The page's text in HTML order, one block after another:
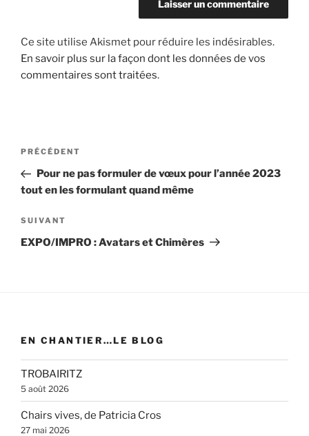
Ce site utilise Akismet pour réduire les indésirables.
En savoir plus sur la façon dont les données de vos
commentaires sont traitées.
Navigation
l’article
Article
précédent
PRÉCÉDENT
Pour ne pas formuler de vœux pour l’année 2023
tout en les formulant quand même
Article
suivant
SUIVANT
EXPO/IMPRO : Avatars et Chimères
EN CHANTIER…LE BLOG
TROBAIRITZ
5 août 2026
Chairs vives, de Patricia Cros
27 mai 2026